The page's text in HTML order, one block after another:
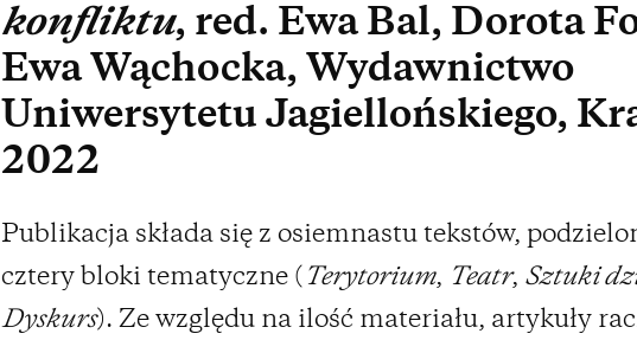
konfliktu, red. Ewa Bal, Dorota
Ewa Wąchocka, Wydawnictwo
Uniwersytetu Jagiellońskiego,
2022
Publikacja składa się z osiemnastu tekstów,
cztery bloki tematyczne ( Terytorium, Teatr, Sztuki
Dyskurs). Ze względu na ilość materiału, artykuły